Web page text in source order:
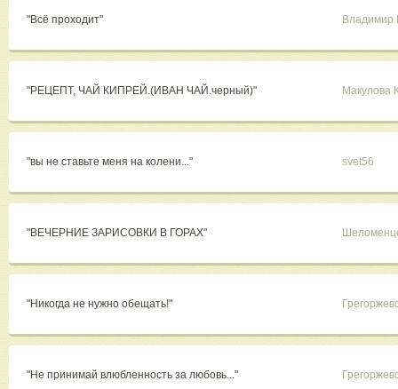
"Всё проходит" Владимир
"РЕЦЕПТ, ЧАЙ КИПРЕЙ.(ИВАН ЧАЙ.черный)" Макулова
"вы не ставьте меня на колени..." svet56
"ВЕЧЕРНИЕ ЗАРИСОВКИ В ГОРАХ"
"Никогда не нужно обещать!"
"Не принимай влюбленность за любовь..."